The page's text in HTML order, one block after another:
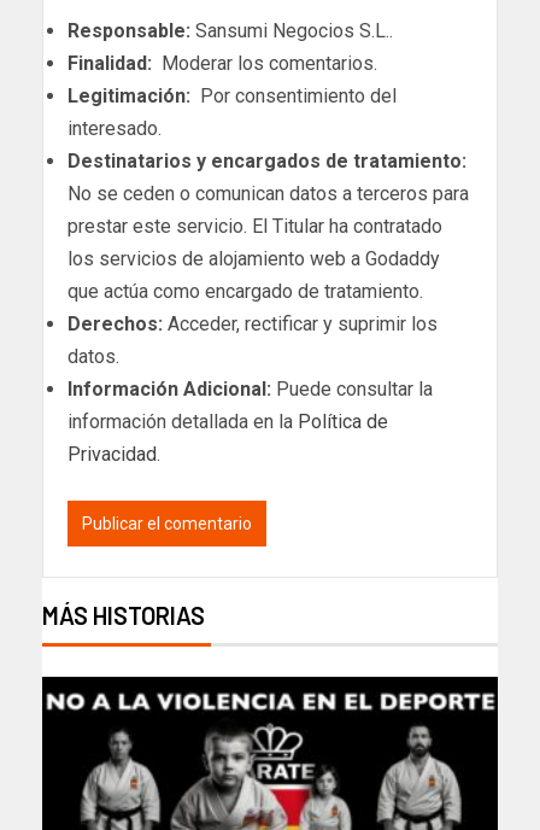
Responsable: Sansumi Negocios S.L..
Finalidad: Moderar los comentarios.
Legitimación: Por consentimiento del
interesado.
Destinatarios y encargados de tratamiento:
No se ceden o comunican datos a terceros para
prestar este servicio. El Titular ha contratado
los servicios de alojamiento web a Godaddy
que actúa como encargado de tratamiento.
Derechos: Acceder, rectificar y suprimir los
datos.
Información Adicional: Puede consultar la
información detallada en la Política de
Privacidad.
MÁS HISTORIAS